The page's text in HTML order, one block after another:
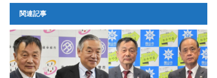
関連記事